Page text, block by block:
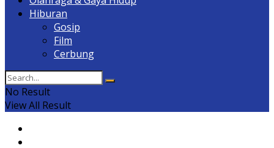
Hiburan
Gosip
Film
Cerbung
No Result
View All Result